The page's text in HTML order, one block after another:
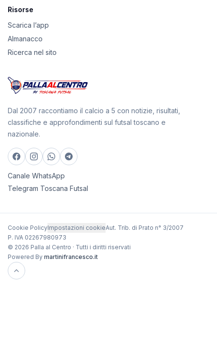
Risorse
Scarica l’app
Almanacco
Ricerca nel sito
Dal 2007 raccontiamo il calcio a 5 con notizie, risultati,
classifiche e approfondimenti sul futsal toscano e
nazionale.
Canale WhatsApp
Telegram Toscana Futsal
Cookie PolicyImpostazioni cookieAut. Trib. di Prato n° 3/2007
P. IVA 02267980973
© 2026 Palla al Centro · Tutti i diritti riservati
Powered By martinifrancesco.it